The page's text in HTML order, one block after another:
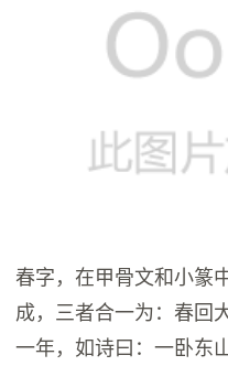
春字，在甲骨文和小篆
成，三者合一为：春回
一年，如诗曰：一卧东